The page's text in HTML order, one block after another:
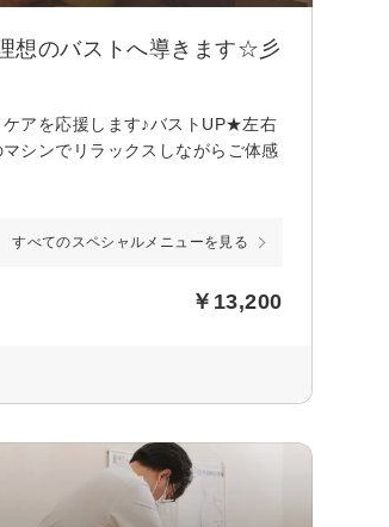
想のバストへ導きます☆彡
ケアを応援します♪バストUP★左右
シンでリラックスしながらご体感
すべてのスペシャルメニューを見る
￥13,200